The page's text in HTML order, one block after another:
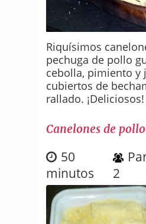
Riquísimos
pechuga de pollo
cebolla, pimiento y
cubiertos de
rallado. ¡Deliciosos!
Canelones de
50
minutos
2